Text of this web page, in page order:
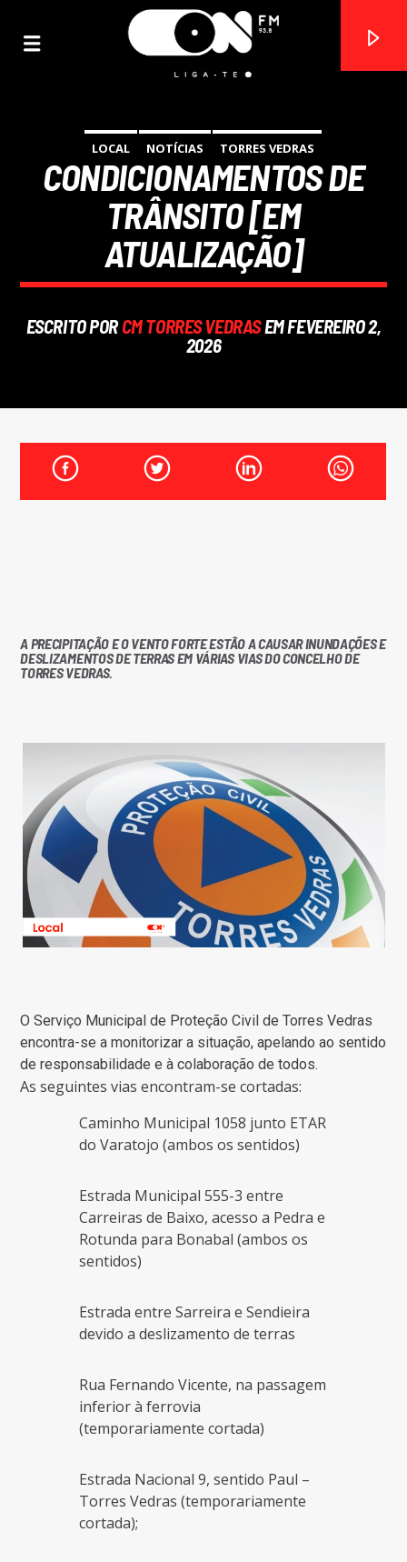
ON FM
LIGA-TE
FAIXA ATUAL
TÍTULO
LOCAL NOTÍCIAS TORRES VEDRAS
CONDICIONAMENTOS DE
TRÂNSITO [EM
ATUALIZAÇÃO]
ESCRITO PORCM TORRES VEDRASEM FEVEREIRO 2,
2026
A PRECIPITAÇÃO E O VENTO FORTE ESTÃO A CAUSAR INUNDAÇÕES E
DESLIZAMENTOS DE TERRAS EM VÁRIAS VIAS DO CONCELHO DE
TORRES VEDRAS.
O Serviço Municipal de Proteção Civil de Torres Vedras
encontra-se a monitorizar a situação, apelando ao sentido
de responsabilidade e à colaboração de todos.
As seguintes vias encontram-se cortadas:
Caminho Municipal 1058 junto ETAR
do Varatojo (ambos os sentidos)
Estrada Municipal 555-3 entre
Carreiras de Baixo, acesso a Pedra e
Rotunda para Bonabal (ambos os
sentidos)
Estrada entre Sarreira e Sendieira
devido a deslizamento de terras
Rua Fernando Vicente, na passagem
inferior à ferrovia
(temporariamente cortada)
Estrada Nacional 9, sentido Paul –
Torres Vedras (temporariamente
cortada);